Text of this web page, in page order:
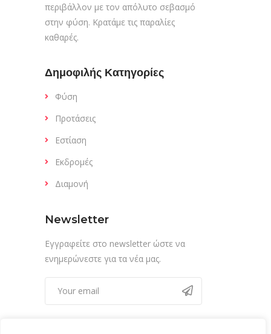
περιβάλλον με τον απόλυτο σεβασμό
στην φύση. Κρατάμε τις παραλίες
καθαρές.
Δημοφιλής Κατηγορίες
Φύση
Προτάσεις
Εστίαση
Εκδρομές
Διαμονή
Newsletter
Εγγραφείτε στο newsletter ώστε να
ενημερώνεστε για τα νέα μας.